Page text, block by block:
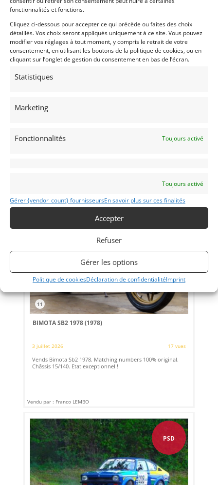
fonctionnalités et fonctions.
Cliquez ci-dessous pour accepter ce qui précède ou faites des choix
détaillés. Vos choix seront appliqués uniquement à ce site. Vous pouvez
modifier vos réglages à tout moment, y compris le retrait de votre
consentement, en utilisant les boutons de la politique de cookies, ou en
cliquant sur l’onglet de gestion du consentement en bas de l’écran.
Statistiques
Marketing
Fonctionnalités Toujours activé
Toujours activé
Gérer {vendor_count} fournisseursEn savoir plus sur ces finalités
Accepter
Refuser
Gérer les options
Politique de cookiesDéclaration de confidentialitéImprint
8
(73) SAVOIE
Vends Peugeot 309 GTI 16 MAXI Groupe A avec Carte Grise
de 1990. Véhicule reconstruit à neuf en 2019. Très peu roulé
11
BIMOTA SB2 1978 (1978)
3 juillet 2026 17 vues
Vends Bimota Sb2 1978. Matching numbers 100% original.
Châssis 15/140. Etat exceptionnel !
Vendu par : Franco LEMBO
PSD